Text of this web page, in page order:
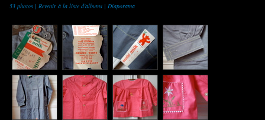
53 photos | Revenir à la liste d'albums | Diaporama